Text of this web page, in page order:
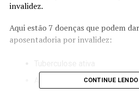
invalidez.
Aqui estão 7 doenças que podem
aposentadoria por invalidez:
Alienação mentalCONTINUE LENDO